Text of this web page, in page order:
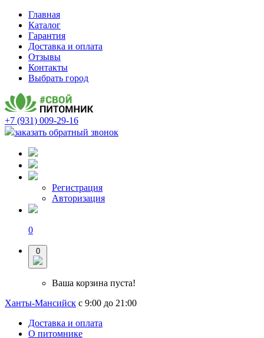
Главная
Каталог
Гарантия
Доставка и оплата
Отзывы
Контакты
Выбрать город
+7 (931) 009-29-16
заказать обратный звонок
Регистрация
Авторизация
0
0
Ваша корзина пуста!
Ханты-Мансийск с 9:00 до 21:00
Доставка и оплата
О питомнике